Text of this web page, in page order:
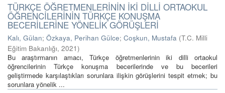
TÜRKÇE ÖĞRETMENLERİNİN İKİ DİLLİ ORTAOKUL
ÖĞRENCİLERİNİN TÜRKÇE KONUŞMA
BECERİLERİNE YÖNELİK GÖRÜŞLERİ
Kalı, Gülan; Özkaya, Perihan Gülce; Coşkun, Mustafa (T.C. Milli
Eğitim Bakanlığı, 2021)
Bu araştırmanın amacı, Türkçe öğretmenlerinin iki dilli ortaokul
öğrencilerinin Türkçe konuşma becerilerinde ve bu becerileri
geliştirmede karşılaştıkları sorunlara ilişkin görüşlerini tespit etmek; bu
sorunlara yönelik ...